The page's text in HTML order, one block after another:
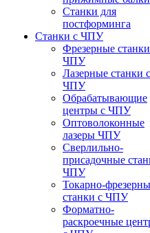
Станки для
постформинга
Станки с ЧПУ
Фрезерные
ЧПУ
Лазерные станки с
ЧПУ
Обрабатывающие
центры с ЧПУ
Оптоволоконные
лазеры ЧПУ
Сверлильно-
присадочные
ЧПУ
Токарно-
станки с ЧПУ
Форматно-
раскроечные